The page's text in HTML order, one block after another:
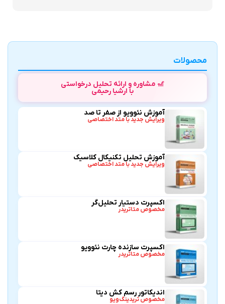
محصولات
🎢 مشاوره و ارائه تحلیل درخواستی
با ارشیا رحیمی
آموزش نئوویو از صفر تا صد
ویرایش جدید با متد اختصاصی
آموزش تحلیل تکنیکال کلاسیک
ویرایش جدید با متد اختصاصی
اکسپرت دستیار تحلیل‌گر
مخصوص متاتریدر
اکسپرت سازنده چارت نئوویو
مخصوص متاتریدر
اندیکاتور رسم کش دیتا
مخصوص تریدینگ‌ویو